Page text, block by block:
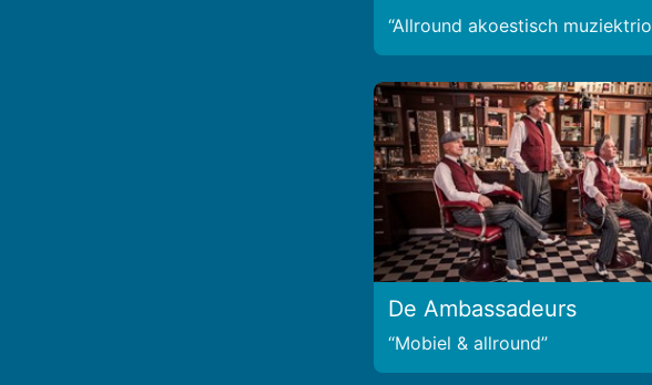
Allround akoestisch muziektrio
De Ambassadeurs
Mobiel & allround